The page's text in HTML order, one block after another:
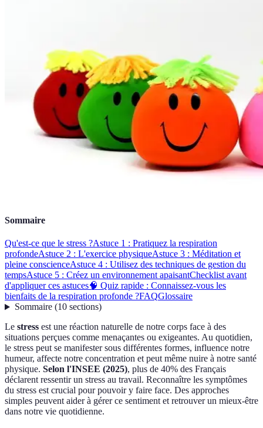
Sommaire
Qu'est-ce que le stress ?Astuce 1 : Pratiquez la respiration
profondeAstuce 2 : L'exercice physiqueAstuce 3 : Méditation et
pleine conscienceAstuce 4 : Utilisez des techniques de gestion du
tempsAstuce 5 : Créez un environnement apaisantChecklist avant
d'appliquer ces astuces🧠 Quiz rapide : Connaissez-vous les
bienfaits de la respiration profonde ?FAQGlossaire
Sommaire(10 sections)
Le stress est une réaction naturelle de notre corps face à des
situations perçues comme menaçantes ou exigeantes. Au quotidien,
le stress peut se manifester sous différentes formes, influence notre
humeur, affecte notre concentration et peut même nuire à notre santé
physique. Selon l'INSEE (2025), plus de 40% des Français
déclarent ressentir un stress au travail. Reconnaître les symptômes
du stress est crucial pour pouvoir y faire face. Des approches
simples peuvent aider à gérer ce sentiment et retrouver un mieux-être
dans notre vie quotidienne.